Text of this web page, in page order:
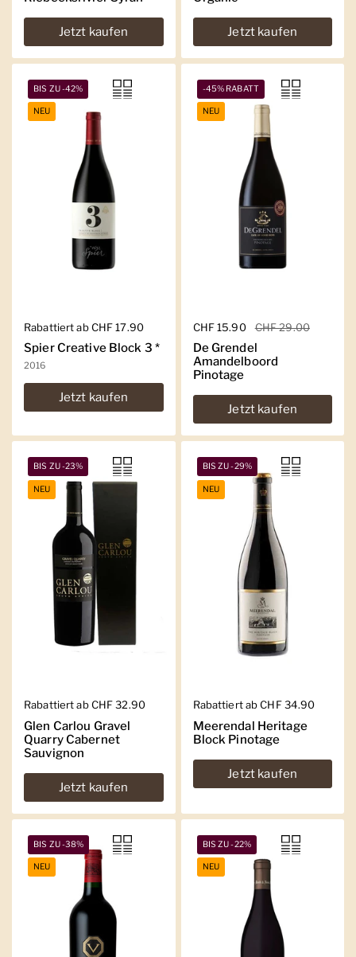
Jetzt kaufen Jetzt kaufen
Regulärer Preis
Rabattiert ab CHF 17.90
Spier Creative Block 3 *
2016
Jetzt kaufen
BIS ZU -42%
NEU
Regulärer Preis
CHF 15.90 Sale-Preis
CHF 29.00
De Grendel
Amandelboord
Pinotage
Jetzt kaufen
-45% RABATT
NEU
Regulärer Preis
Rabattiert ab CHF 32.90
Glen Carlou Gravel
Quarry Cabernet
Sauvignon
Jetzt kaufen
BIS ZU -23%
NEU
Regulärer Preis
Rabattiert ab CHF 34.90
Meerendal Heritage
Block Pinotage
Jetzt kaufen
BIS ZU -29%
NEU
BIS ZU -38%
NEU
BIS ZU -22%
NEU